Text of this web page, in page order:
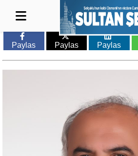
Paylas Paylas Paylas